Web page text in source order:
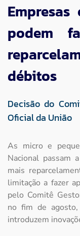
podem
débitos
Decisão do
Oficial da União
As micro e
Nacional passam
mais
limitação a fazer
pelo Comitê
no fim de
introduzem